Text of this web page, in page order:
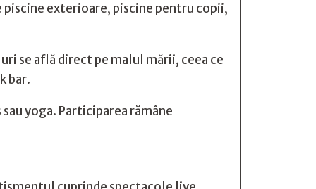
piscine exterioare, piscine pentru copii,
se află direct pe malul mării, ceea ce
bar.
yoga. Participarea rămâne